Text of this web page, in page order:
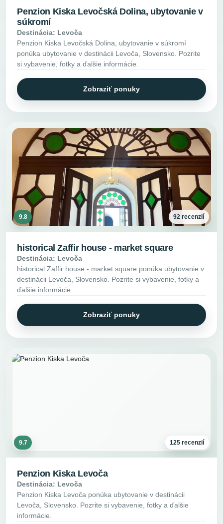
Penzion Kiska Levočská Dolina, ubytovanie v
súkromí
Destinácia: Levoča
Penzion Kiska Levočská Dolina, ubytovanie v súkromí
ponúka ubytovanie v destinácii Levoča, Slovensko. Pozrite
si vybavenie, fotky a ďalšie informácie.
Zobraziť ponuky
9.8 92 recenzií
historical Zaffir house - market square
Destinácia: Levoča
historical Zaffir house - market square ponúka ubytovanie v
destinácii Levoča, Slovensko. Pozrite si vybavenie, fotky a
ďalšie informácie.
Zobraziť ponuky
9.7 125 recenzií
Penzion Kiska Levoča
Destinácia: Levoča
Penzion Kiska Levoča ponúka ubytovanie v destinácii
Levoča, Slovensko. Pozrite si vybavenie, fotky a ďalšie
informácie.